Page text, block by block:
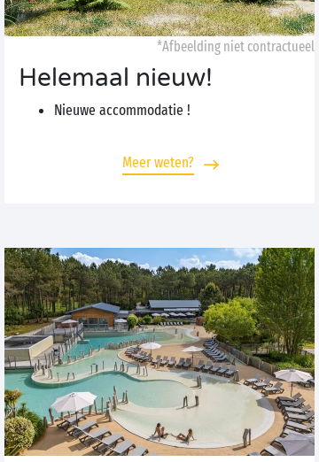
*Afbeelding niet contractueel
Helemaal nieuw!
Nieuwe accommodatie !
Meer weten?